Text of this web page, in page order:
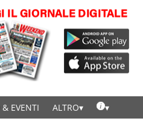
EVENTI ALTRO